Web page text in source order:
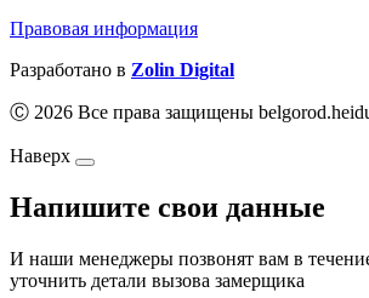
Правовая информация
Разработано в Zolin Digital
Ⓒ 2026 Все права защищены
Наверх
Напишите свои данные
И наши менеджеры позвонят вам в
уточнить детали вызова замерщика